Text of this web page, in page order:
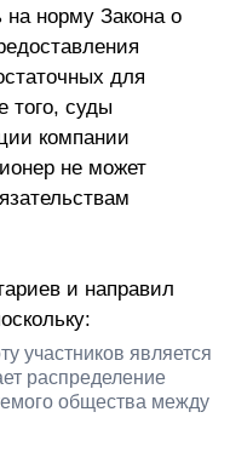
на норму Закона о
для
того, суды
компании
не может
и направил
участников является
распределение
общества между